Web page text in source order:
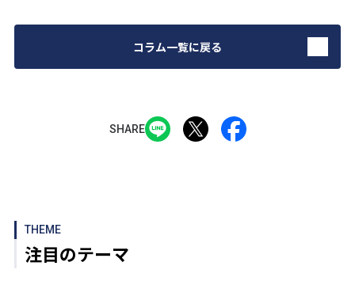
コラム一覧に戻る
SHARE
THEME
注目のテーマ